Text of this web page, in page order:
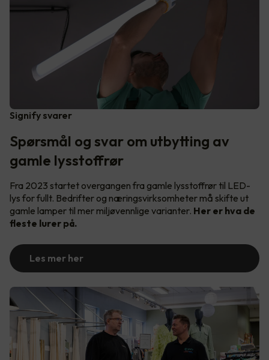
Signify svarer
Spørsmål og svar om utbytting av
gamle lysstoffrør
Fra 2023 startet overgangen fra gamle lysstoffrør til LED-
lys for fullt. Bedrifter og næringsvirksomheter må skifte ut
gamle lamper til mer miljøvennlige varianter. Her er hva de
fleste lurer på.
Les mer her